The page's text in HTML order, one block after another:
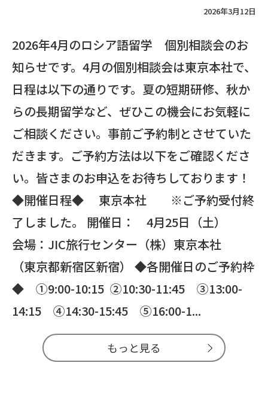
2026年3月12日
2026年4月のロシア語留学 個別相談会のお
知らせです。4月の個別相談会は東京本社で、
日程は以下の通りです。夏の短期研修、秋か
らの長期留学など、ぜひこの機会にお気軽に
ご相談ください。事前ご予約制とさせていた
だきます。ご予約方法は以下をご確認くださ
い。皆さまのお申込をお待ちしております！
◆開催日程◆ 東京本社 ※ご予約受付終
了しました。 開催日： 4月25日（土）
会場：JIC旅行センター（株）東京本社
（東京都新宿区新宿） ◆各開催日のご予約枠
◆ ①9:00-10:15 ②10:30-11:45 ③13:00-
14:15 ④14:30-15:45 ⑤16:00-1...
もっと見る